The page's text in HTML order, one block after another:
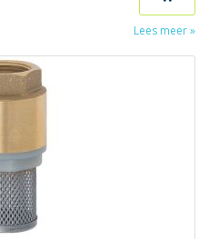
Lees meer »